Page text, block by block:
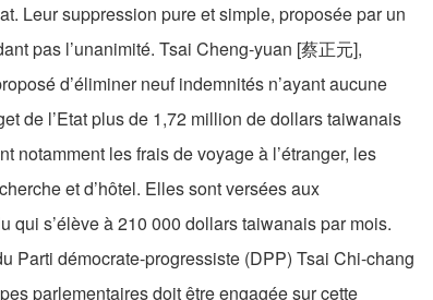
Leur suppression pure et simple, proposée par un
pas l’unanimité. Tsai Cheng-yuan [蔡正元],
d’éliminer neuf indemnités n’ayant aucune
de l’Etat plus de 1,72 million de dollars taiwanais
notamment les frais de voyage à l’étranger, les
et d’hôtel. Elles sont versées aux
qui s’élève à 210 000 dollars taiwanais par mois.
Parti démocrate-progressiste (DPP) Tsai Chi-chang
parlementaires doit être engagée sur cette